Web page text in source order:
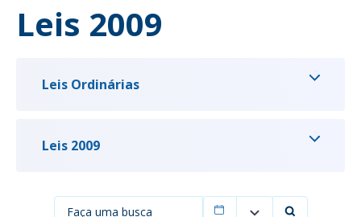
Leis 2009
Leis Ordinárias
Leis 2009
Filtrar por data